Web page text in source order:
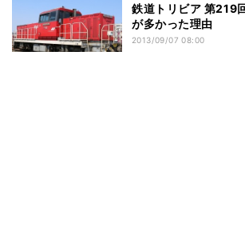
鉄道トリビア 第219
が多かった理由
2013/09/07 08:00